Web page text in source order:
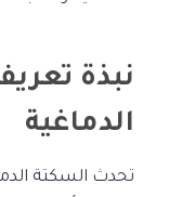
نبذة
الدماغية
تحدث السكتة